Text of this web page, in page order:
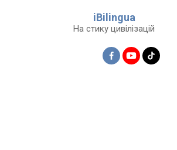
iBilingua
На стику цивілізацій